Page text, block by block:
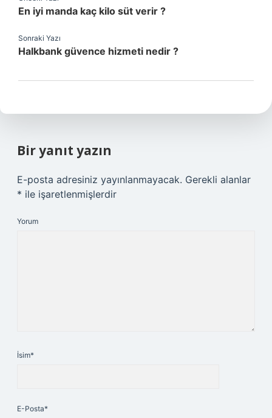
En iyi manda kaç kilo süt verir ?
Sonraki Yazı
Halkbank güvence hizmeti nedir ?
Bir yanıt yazın
E-posta adresiniz yayınlanmayacak. Gerekli alanlar
* ile işaretlenmişlerdir
Yorum
İsim*
E-Posta*